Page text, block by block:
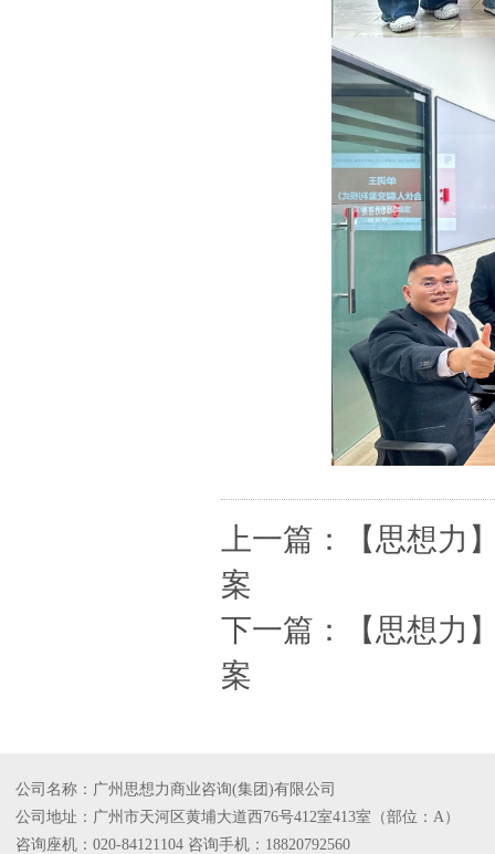
上一篇：
【思想力
案
下一篇：
【思想力
案
公司名称：广州思想力商业咨询(集团)有限公司
公司地址：广州市天河区黄埔大道西76号412室413室（部位：A）
咨询座机：020-84121104 咨询手机：18820792560